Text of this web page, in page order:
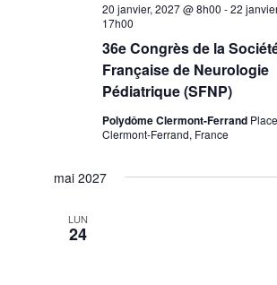
36e Congrès de la
Française de Neurologie
Pédiatrique (SFNP)
20 janvier, 2027 @ 8h00 -22
17h00
Polydôme Clermont-Ferrand
Clermont-Ferrand, France
mai 2027
LUN
24